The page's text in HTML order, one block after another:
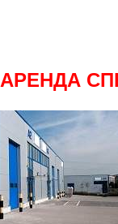
АРЕНДА